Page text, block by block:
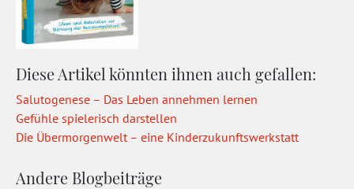
Diese Artikel könnten ihnen auch gefallen:
Salutogenese – Das Leben annehmen lernen
Gefühle spielerisch darstellen
Die Übermorgenwelt – eine Kinderzukunftswerkstatt
Andere Blogbeiträge